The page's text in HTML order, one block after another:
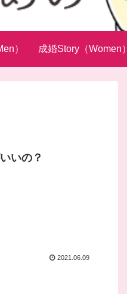
） 成婚Story（Women）
いの？
2021.06.09